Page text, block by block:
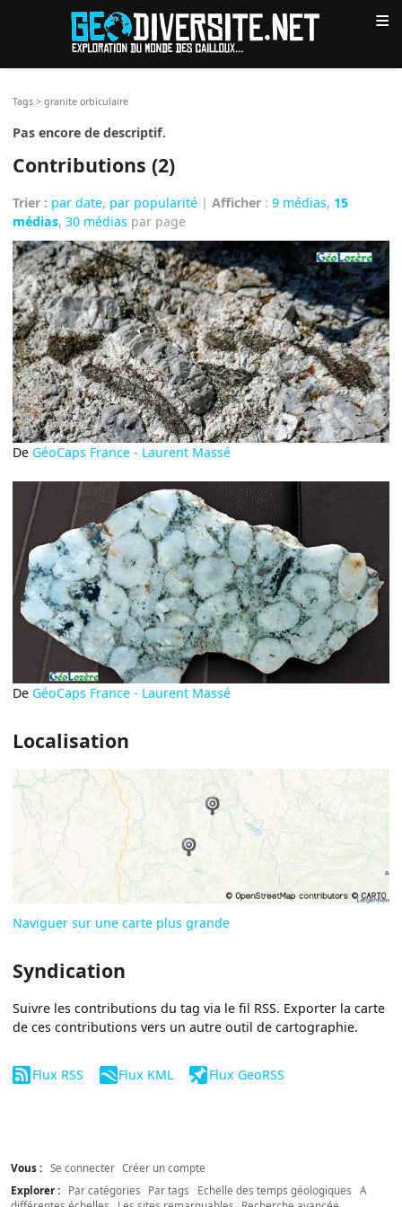
≡
Tags >granite orbiculaire
Pas encore de descriptif.
Contributions (2)
Trier : par date, par popularité |Afficher :9 médias, 15
médias,30 médias par page
De GéoCaps France - Laurent Massé
De GéoCaps France - Laurent Massé
Localisation
Naviguer sur une carte plus grande
Syndication
Suivre les contributions du tag via le fil RSS. Exporter la carte
de ces contributions vers un autre outil de cartographie.
Flux RSS Flux KML Flux GeoRSS
Vous : Se connecter Créer un compte
Explorer :
Par catégories Par tags Echelle des temps géologiques
A